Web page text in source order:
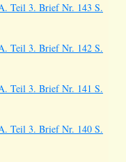
Teil 3. Brief Nr. 143 S.
Teil 3. Brief Nr. 142 S.
Teil 3. Brief Nr. 141 S.
Teil 3. Brief Nr. 140 S.